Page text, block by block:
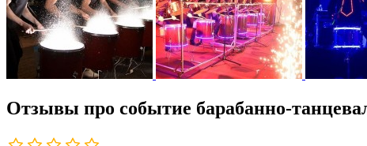
Отзывы про событие барабанно-